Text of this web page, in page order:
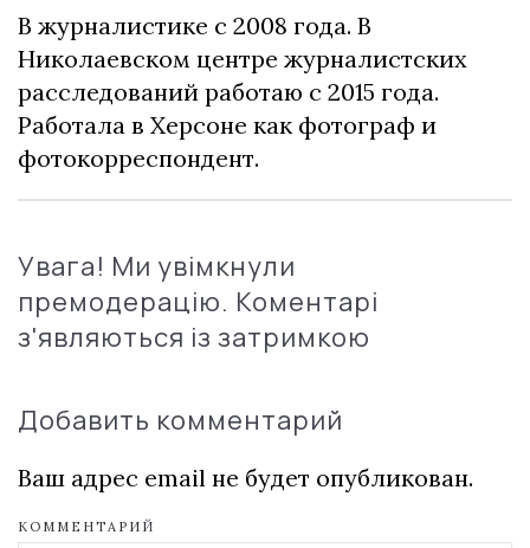
В журналистике с 2008 года. В
Николаевском центре журналистских
расследований работаю с 2015 года.
Работала в Херсоне как фотограф и
фотокорреспондент.
Увага! Ми увімкнули
премодерацію. Коментарі
з'являються із затримкою
Добавить комментарий
Ваш адрес email не будет опубликован.
КОММЕНТАРИЙ